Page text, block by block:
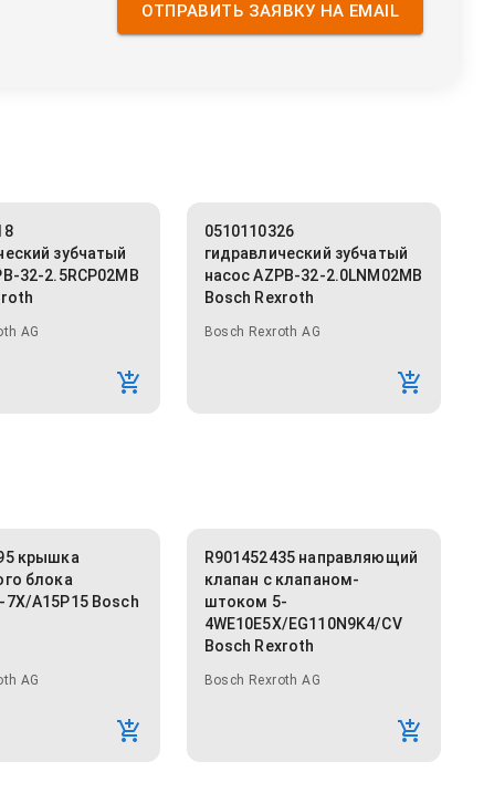
ОТПРАВИТЬ ЗАЯВКУ НА EMAIL
зубчатый
32-2.5RCP02MB
AG
0510110326
гидравлический зубчатый
насос AZPB-32-2.0LNM02MB
Bosch Rexroth
Bosch Rexroth AG
крышка
блока
7X/A15P15 Bosch
AG
R901452435 направляющий
клапан с клапаном-
штоком 5-
4WE10E5X/EG110N9K4/CV
Bosch Rexroth
Bosch Rexroth AG